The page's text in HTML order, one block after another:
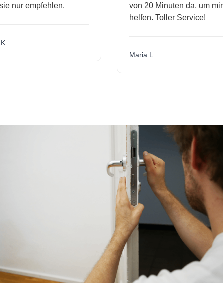
nur empfehlen.
von 20 Minuten da, um mir
helfen. Toller Service!
Maria L.